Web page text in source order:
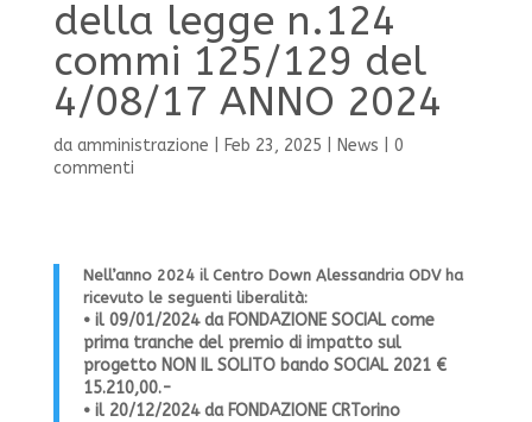
della legge n.124
commi 125/129 del
4/08/17 ANNO 2024
da amministrazione Feb 23, 2025 News
0
commenti
Nell’anno 2024 il Centro Down Alessandria ODV ha
ricevuto le seguenti liberalità:
• il 09/01/2024 da FONDAZIONE SOCIAL come
prima tranche del premio di impatto sul
progetto NON IL SOLITO bando SOCIAL 2021 €
15.210,00.-
• il 20/12/2024 da FONDAZIONE CRTorino